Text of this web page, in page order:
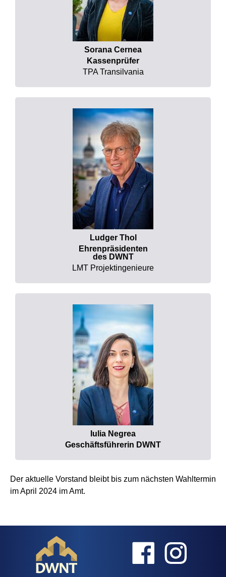
Sorana Cernea
Kassenprüfer
TPA Transilvania
Ludger Thol
Ehrenpräsidenten
des DWNT
LMT Projektingenieure
Iulia Negrea
Geschäftsführerin DWNT
Der aktuelle Vorstand bleibt bis zum nächsten Wahltermin
im April 2024 im Amt.